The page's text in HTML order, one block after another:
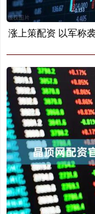
涨上策配资 以军称